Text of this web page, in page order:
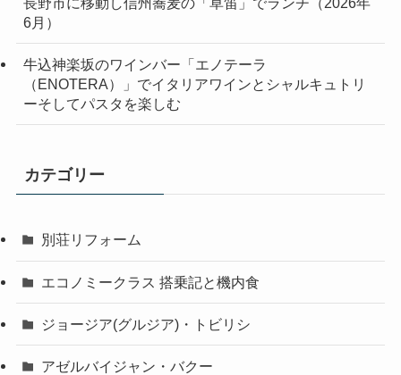
6月）
牛込神楽坂のワインバー「エノテーラ
（ENOTERA）」でイタリアワインとシャルキュトリ
ーそしてパスタを楽しむ
カテゴリー
別荘リフォーム
エコノミークラス 搭乗記と機内食
ジョージア(グルジア)・トビリシ
アゼルバイジャン・バクー